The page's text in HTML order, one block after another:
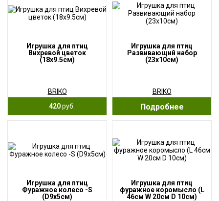
Игрушка для птиц
Вихревой цветок
(18x9.5см)
BRIKO
420руб.
Игрушка для птиц
Развивающий набор
(23x10см)
BRIKO
Подробнее
Игрушка для птиц
Фуражное колесо -S
(D9x5см)
Игрушка для птиц
фуражное коромысло (L
46см W 20см D 10см)